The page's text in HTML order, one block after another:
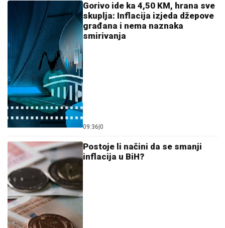
Gorivo ide ka 4,50 KM, hrana sve
skuplja: Inflacija izjeda džepove
građana i nema naznaka
smirivanja
09:36 0
Postoje li načini da se smanji
inflacija u BiH?